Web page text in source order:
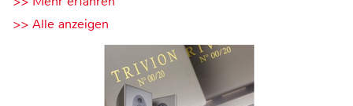
>> Alle anzeigen